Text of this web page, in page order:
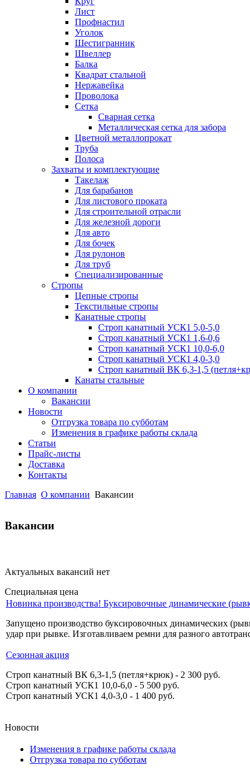
Лист
Профнастил
Уголок
Шестигранник
Швеллер
Балка
Квадрат стальной
Нержавейка
Проволока
Сетка
Сварная сетка
Металлическая сетка для забора
Цветной металлопрокат
Труба
Полоса
Захваты и комплектующие
Такелаж
Для барабанов
Для листового проката
Для строительной отрасли
Для железной дороги
Для авто
Для бочек
Для рулонов
Для труб
Специализированные
Стропы
Цепные стропы
Текстильные стропы
Канатные стропы
Строп канатный УСК1 5,0-5,0
Строп канатный УСК1 1,6-0,6
Строп канатный УСК1 10,0-6,0
Строп канатный УСК1 4,0-3,0
Строп канатный ВК 6,3-1,5
Канаты стальные
О компании
Вакансии
Новости
Отгрузка товара по субботам
Изменения в графике работы склада
Статьи
Прайс-листы
Доставка
Контакты
Главная О компании Вакансии
Вакансии
Актуальных вакансий нет
Специальная цена
Новинка производства! Буксировочные динамические
Запущено производство буксировочных динамических
удар при рывке. Изготавливаем ремни для разного
Сезонная акция
Строп канатный ВК 6,3-1,5 (петля+крюк) - 2 300 руб.
Строп канатный УСК1 10,0-6,0 - 5 500 руб.
Строп канатный УСК1 4,0-3,0 - 1 400 руб.
Новости
Изменения в графике работы склада
Отгрузка товара по субботам